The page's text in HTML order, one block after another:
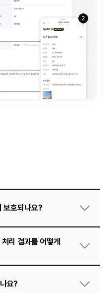
보호되나요?
의견 제시로 인한 불리한 처우
보장합니다.
용도로만 보관됩니다.
리 결과를 어떻게
을 받습니다.
버튼을 누르면 해당 의견의 처리
요?